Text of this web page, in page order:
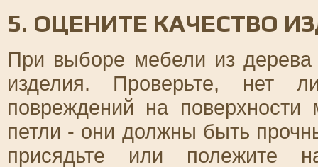
5. ОЦЕНИТЕ КАЧЕСТВО
При выборе мебели из
изделия. Проверьте, нет
повреждений на
петли - они должны быть
присядьте или полежите